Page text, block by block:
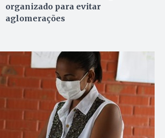
organizado para evitar
aglomerações